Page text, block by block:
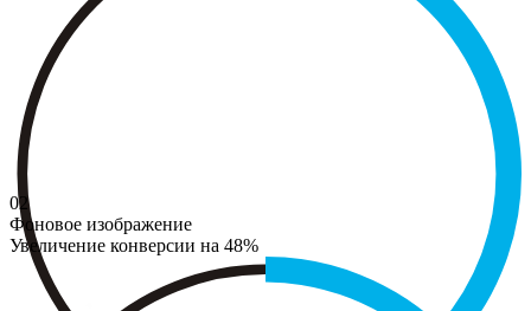
02
Фоновое изображение
Увеличение конверсии на 48%